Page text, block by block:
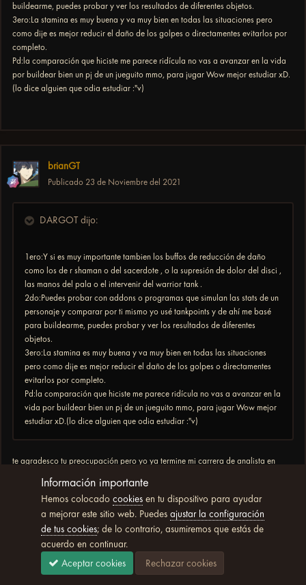
buildearme, puedes probar y ver los resultados de diferentes objetos.
3ero:La stamina es muy buena y va muy bien en todas las situaciones pero
como dije es mejor reducir el daño de los golpes o directamentes evitarlos por
completo.
Pd:la comparación que hiciste me parece ridícula no vas a avanzar en la vida
por buildear bien un pj de un jueguito mmo, para jugar Wow mejor estudiar xD.
(lo dice alguien que odia estudiar :"v)
brianGT
Publicado 23 de Noviembre del 2021
DARGOT dijo:
1ero:Y si es muy importante tambien los buffos de reducción de daño
como los de r shaman o del sacerdote , o la supresión de dolor del disci ,
las manos del pala o el intervenir del warrior tank .
2do:Puedes probar con addons o programas que simulan las stats de un
personaje y comparar por ti mismo yo usé tankpoints y de ahí me basé
para buildearme, puedes probar y ver los resultados de diferentes
objetos.
3ero:La stamina es muy buena y va muy bien en todas las situaciones
pero como dije es mejor reducir el daño de los golpes o directamentes
evitarlos por completo.
Pd:la comparación que hiciste me parece ridícula no vas a avanzar en la
vida por buildear bien un pj de un jueguito mmo, para jugar Wow mejor
estudiar xD.(lo dice alguien que odia estudiar :"v)
te agradesco tu preocupación pero yo ya termine mi carrera de analista en
sacas algo fuera de wow cuando el post el foro y todo lo demas es sobre el
juego ya paso de querer explicarte porque eres de esas personas que por mas
que uno le muestre el gato negro seguirá diciendo que es blanco y esta sucio, la
guia la saque en base a mis años de juego en esta vercion que son 11 y
maineando paladin tank y toda la informacion es a base de testear cada build y
talento en diferentes situaciones y claro aprendiendo de otra gente que lo juego
en su momento en retail. no ocupando addons armado por un tercero que
Información importante
Hemos colocado cookiesen tu dispositivo para ayudar
a mejorar este sitio web. Puedes ajustar la configuración
de tus cookies; de lo contrario, asumiremos que estás de
acuerdo en continuar.
Aceptar cookies
Rechazar cookies